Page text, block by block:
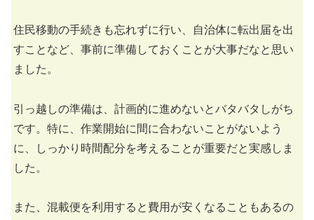
住民移動の手続きも忘れずに行い、自治体に転出届を出
すことなど、事前に準備しておくことが大事だなと思い
ました。
引っ越しの準備は、計画的に進めないとバタバタしがち
です。特に、作業開始に間に合わないことがないよう
に、しっかり時間配分を考えることが重要だと実感しま
した。
また、混載便を利用すると費用が安くなることもあるの